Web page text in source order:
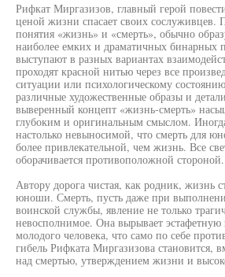
Рифкат Миргазизов, главный герой
ценой жизни спасает своих сослуживцев.
понятия «жизнь» и «смерть», обычно
наиболее емких и драматичных бинарных
выступают в разных вариантах
проходят красной нитью через все
ситуации или психологическому
различные художественные образы и
выверенный концепт «жизнь-смерть»
глубоким и оригинальным смыслом.
настолько невыносимой, что смерть для
более привлекательной, чем жизнь. Все
оборачивается противоположной стороной.
Автору дорога чистая, как родник, жизнь
юноши. Смерть, пусть даже при
воинской службы, явление не только
невосполнимое. Она вырывает
молодого человека, что само по себе
гибель Рифката Миргазизова становится,
над смертью, утверждением жизни и